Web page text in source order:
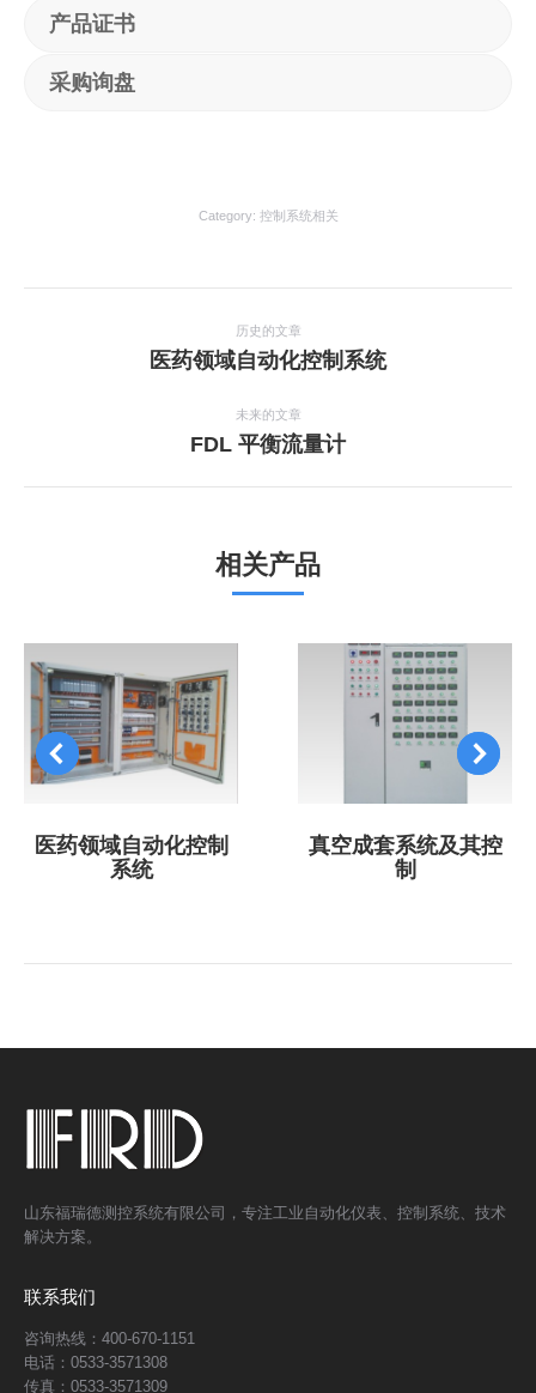
产品证书
采购询盘
Category: 控制系统相关
历史的文章
上
目：
医药领域自动化控制系统
未来的文章
下
个
FDL 平衡流量计
相关产品
医药领域自动化控制
系统
真空成套系统及其控
制
山东福瑞德测控系统有限公司，专注工业自动化仪表、控制系统、技术
解决方案。
联系我们
咨询热线：400-670-1151
电话：0533-3571308
传真：0533-3571309